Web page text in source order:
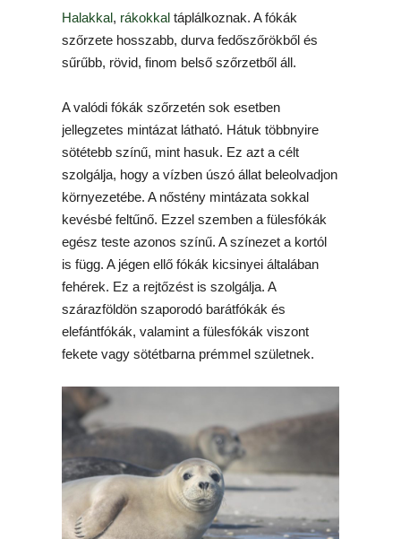
Halakkal, rákokkal táplálkoznak. A fókák
szőrzete hosszabb, durva fedőszőrökből és
sűrűbb, rövid, finom belső szőrzetből áll.
A valódi fókák szőrzetén sok esetben
jellegzetes mintázat látható. Hátuk többnyire
sötétebb színű, mint hasuk. Ez azt a célt
szolgálja, hogy a vízben úszó állat beleolvadjon
környezetébe. A nőstény mintázata sokkal
kevésbé feltűnő. Ezzel szemben a fülesfókák
egész teste azonos színű. A színezet a kortól
is függ. A jégen ellő fókák kicsinyei általában
fehérek. Ez a rejtőzést is szolgálja. A
szárazföldön szaporodó barátfókák és
elefántfókák, valamint a fülesfókák viszont
fekete vagy sötétbarna prémmel születnek.